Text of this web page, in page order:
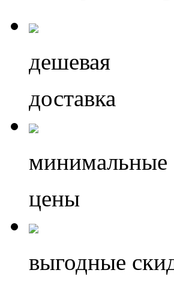
дешевая
доставка
минимальные
цены
выгодные